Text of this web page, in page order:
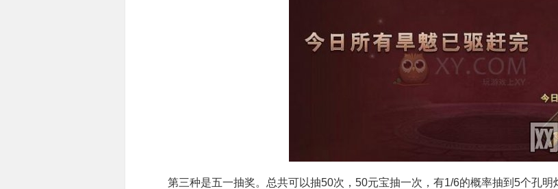
第三种是五一抽奖。总共可以抽50次，50元宝抽一次，有1/6的概率抽到5个孔明